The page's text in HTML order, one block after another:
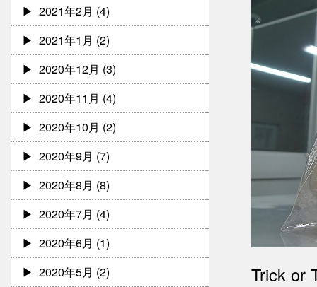
Trick or
2021年2月 (4)
2021年1月 (2)
2020年12月 (3)
2020年11月 (4)
2020年10月 (2)
2020年9月 (7)
2020年8月 (8)
2020年7月 (4)
2020年6月 (1)
2020年5月 (2)